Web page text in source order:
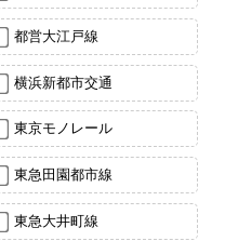
都営大江戸線
横浜新都市交通
東京モノレール
東急田園都市線
東急大井町線